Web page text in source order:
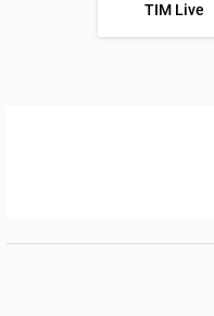
TIM Live